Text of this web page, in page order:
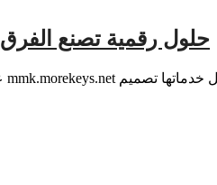
MoreKeys | حلول رقمية تصنع الفرق